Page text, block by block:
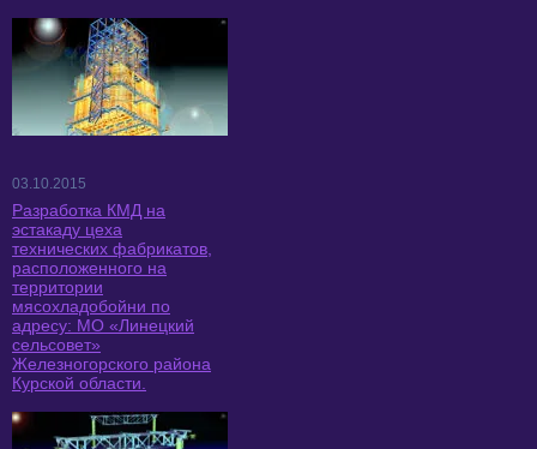
03.10.2015
Разработка КМД на
эстакаду цеха
технических фабрикатов,
расположенного на
территории
мясохладобойни по
адресу: МО «Линецкий
сельсовет»
Железногорского района
Курской области.